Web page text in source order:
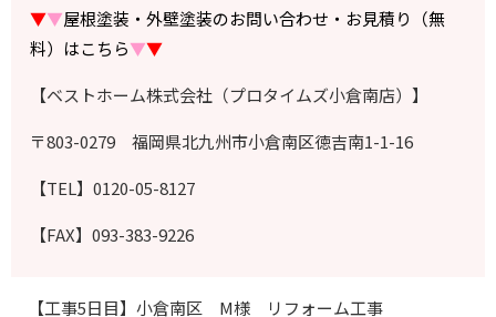
▼▼屋根塗装・外壁塗装のお問い合わせ・お見積り（無
料）はこちら▼▼
【ベストホーム株式会社（プロタイムズ小倉南店）】
〒803-0279 福岡県北九州市小倉南区徳吉南1-1-16
【TEL】0120-05-8127
【FAX】093-383-9226
【工事5日目】小倉南区 M様 リフォーム工事